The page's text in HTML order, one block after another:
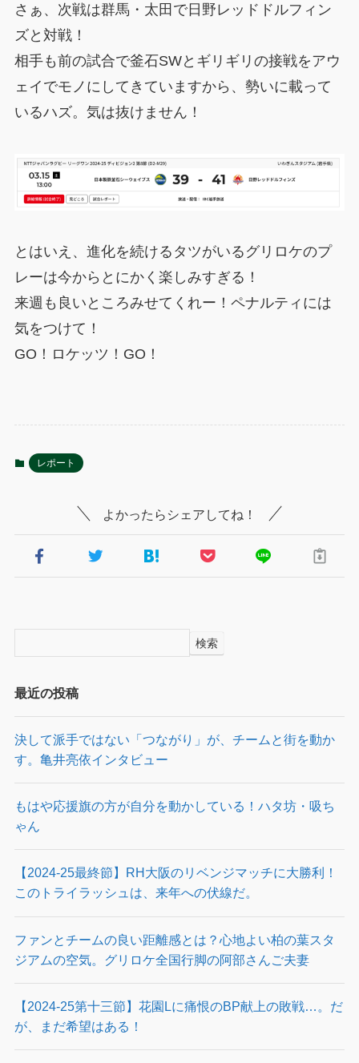
さぁ、次戦は群馬・太田で日野レッドドルフィン
ズと対戦！
相手も前の試合で釜石SWとギリギリの接戦をアウ
ェイでモノにしてきていますから、勢いに載って
いるハズ。気は抜けません！
とはいえ、進化を続けるタツがいるグリロケのプ
レーは今からとにかく楽しみすぎる！
来週も良いところみせてくれー！ペナルティには
気をつけて！
GO！ロケッツ！GO！
レポート
よかったらシェアしてね！
検索
最近の投稿
決して派手ではない「つながり」が、チームと街を動か
す。亀井亮依インタビュー
もはや応援旗の方が自分を動かしている！ハタ坊・吸ち
ゃん
【2024-25最終節】RH大阪のリベンジマッチに大勝利！
このトライラッシュは、来年への伏線だ。
ファンとチームの良い距離感とは？心地よい柏の葉スタ
ジアムの空気。グリロケ全国行脚の阿部さんご夫妻
【2024-25第十三節】花園Lに痛恨のBP献上の敗戦…。だ
が、まだ希望はある！